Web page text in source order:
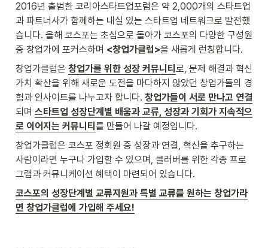
2016년 출범한 코리아스타트업포럼은 약 2,000개의 스타트업
과 파트너사가 함께하는 내실 있는 스타트업 네트워크로 발전했
습니다. 올해 코스포는 초심으로 돌아가 코스포의 다양한 구성원
중 창업가에 포커스하며 <창업가클럽>을 새롭게 런칭합니다.
창업가클럽은 창업가를 위한 성장 커뮤니티 로, 문제 해결과 혁신
가치 확산을 위해 새로운 도전을 마다하지 않았던 창업가들의 경
험과 인사이트를 나누고자 합니다. 창업가들이 서로 만나고 연결
되며 스타트업 성장단계별 배움과 교류, 성장과 기회가 지속적으
로 이어지는 커뮤니티 를 만들어 나갈 예정입니다.
창업가클럽은 코스포 정회원 중 성장과 연결, 혁신을 추구하는
사람이라면 누구나 가입할 수 있으며, 클러버를 위한 각종 프로
그램과 커뮤니케이션 혜택이 마련되어 있습니다.
코스포의 성장단계별 교류지원과 특별 교류를 원하는 창업가라
면 창업가클럽에 가입해 주세요!